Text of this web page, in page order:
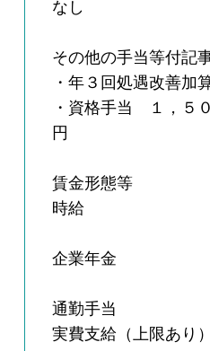
なし
その他の手当等付記
・年３回処遇改善加
・資格手当 １，５
円
賃金形態等
時給
企業年金
通勤手当
実費支給（上限あり）